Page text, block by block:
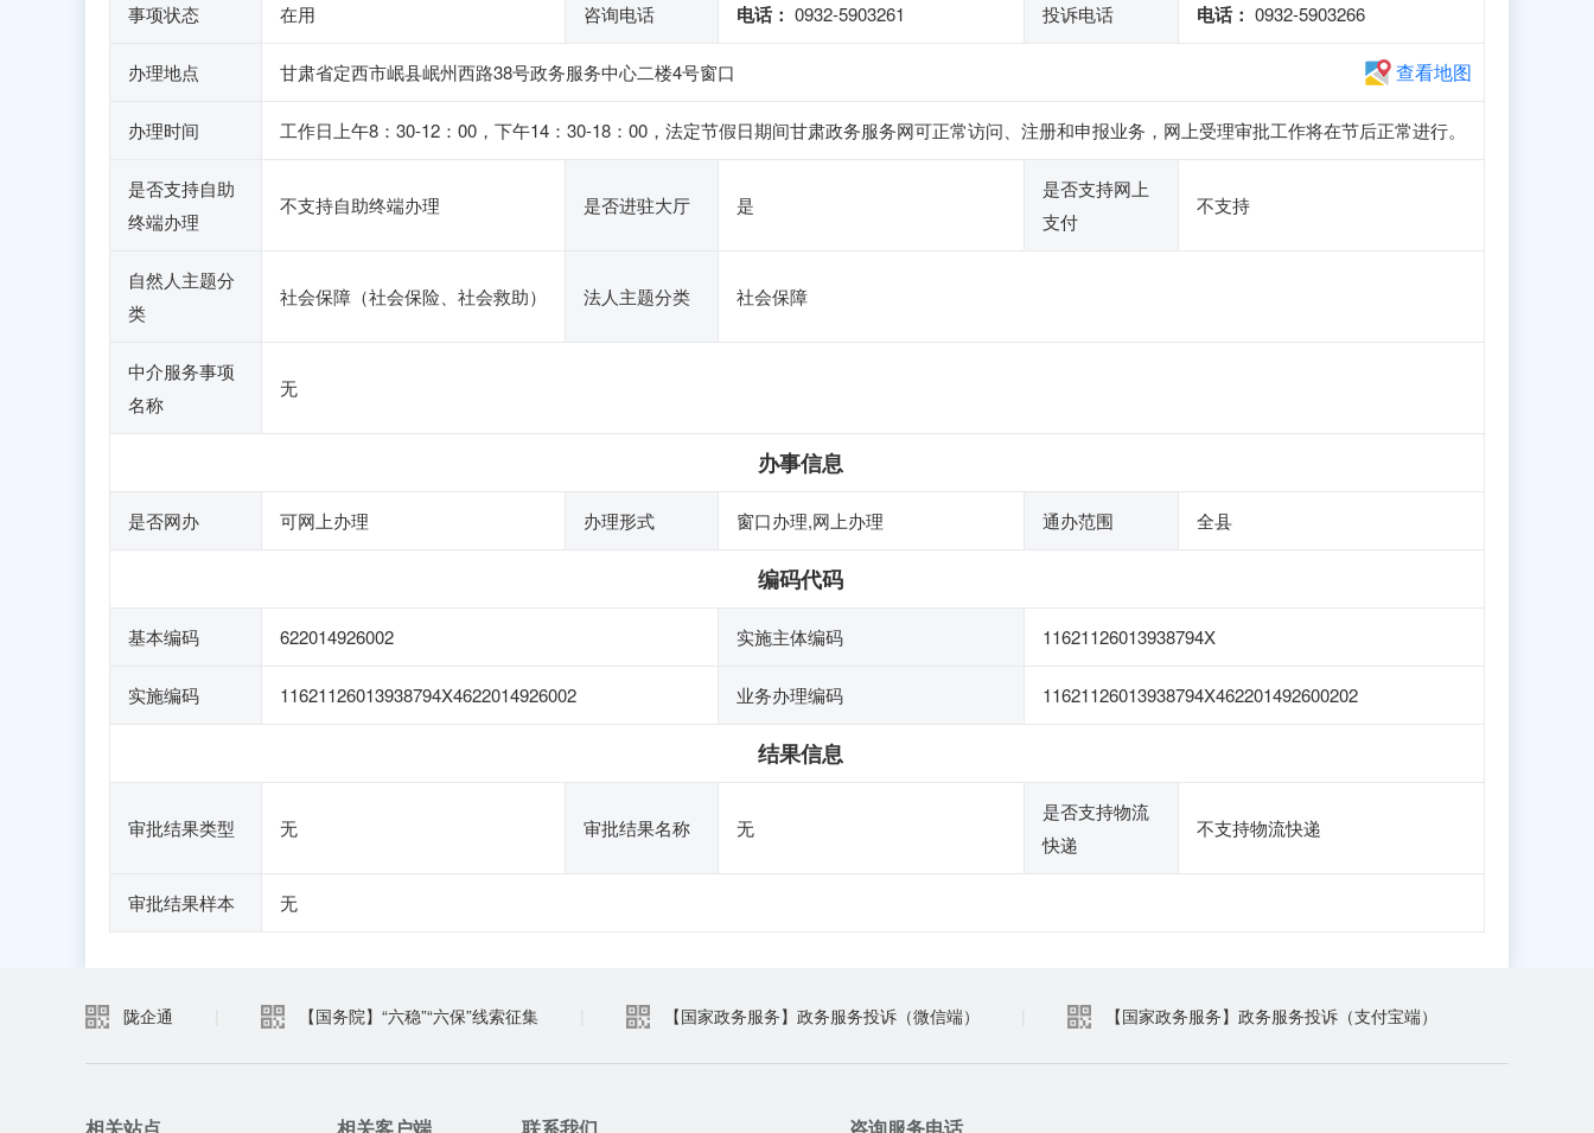
事项状态 在用 咨询电话 电话： 0932-5903261 投诉电话 电话： 0932-5903266
办理地点 甘肃省定西市岷县岷州西路38号政务服务中心二楼4号窗口 查看地图
办理时间 工作日上午8：30-12：00，下午14：30-18：00，法定节假日期间甘肃政务服务网可正常访问、注册和申报业务，网上受理审批工作将在节后正常进行。
是否支持自助
终端办理
不支持自助终端办理 是否进驻大厅 是
是否支持网上
支付
不支持
自然人主题分
类
社会保障（社会保险、社会救助） 法人主题分类 社会保障
中介服务事项
名称
无
办事信息
是否网办 可网上办理 办理形式 窗口办理,网上办理 通办范围 全县
编码代码
基本编码 622014926002 实施主体编码 11621126013938794X
实施编码 11621126013938794X4622014926002 业务办理编码 11621126013938794X462201492600202
结果信息
审批结果类型 无 审批结果名称 无
是否支持物流
快递
不支持物流快递
审批结果样本 无
陇企通 【国务院】“六稳”“六保”线索征集 【国家政务服务】政务服务投诉（微信端） 【国家政务服务】政务服务投诉（支付宝端）